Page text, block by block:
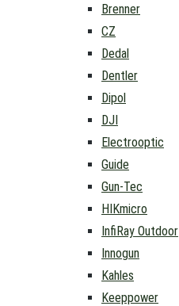
Brenner
CZ
Dedal
Dentler
Dipol
DJI
Electrooptic
Guide
Gun-Tec
HIKmicro
InfiRay Outdoor
Innogun
Kahles
Keeppower